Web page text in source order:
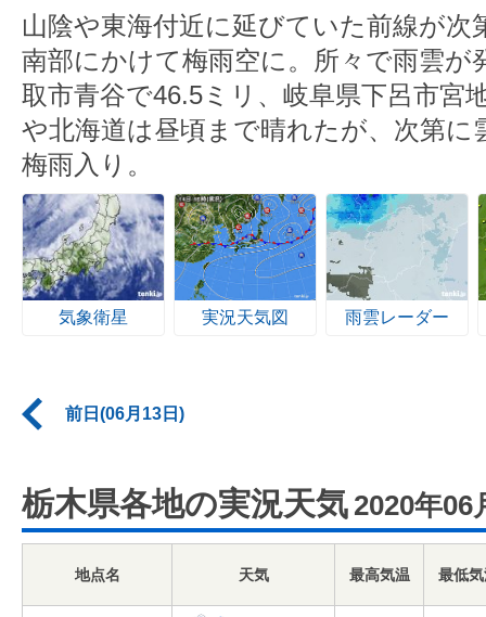
山陰や東海付近に延びていた前線が次
南部にかけて梅雨空に。所々で雨雲が
取市青谷で46.5ミリ、岐阜県下呂市宮
や北海道は昼頃まで晴れたが、次第に
梅雨入り。
気象衛星 実況天気図 雨雲レーダー
前日(06月13日)
栃木県各地の実況天気 2020年06
地点名 天気 最高気温 最低